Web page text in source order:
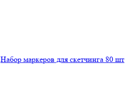
Набор маркеров для скетчинга 80 шт